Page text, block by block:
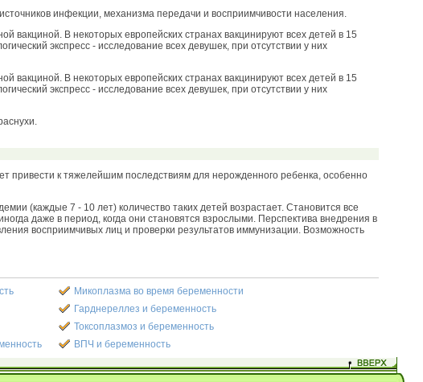
инфекции, механизма передачи и восприимчивости населения.
вакциной. В некоторых европейских странах вакцинируют всех детей в 15
экспресс - исследование всех девушек, при отсутствии у них
вакциной. В некоторых европейских странах вакцинируют всех детей в 15
экспресс - исследование всех девушек, при отсутствии у них
привести к тяжелейшим последствиям для нерожденного ребенка, особенно
(каждые 7 - 10 лет) количество таких детей возрастает. Становится все
даже в период, когда они становятся взрослыми. Перспектива внедрения в
восприимчивых лиц и проверки результатов иммунизации. Возможность
Микоплазма во время беременности
Гарднереллез и беременность
Токсоплазмоз и беременность
ВПЧ и беременность